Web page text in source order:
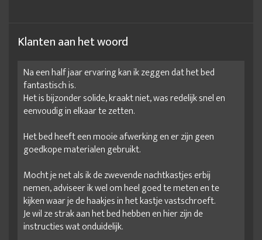
Klanten aan het woord
Na een half jaar ervaring kan ik zeggen dat het bed
fantastisch is.
Het is bijzonder solide, kraakt niet, was redelijk snel en
eenvoudig in elkaar te zetten.
Het bed heeft een mooie afwerking en er zijn geen
goedkope materialen gebruikt.
Mocht je net als ik de zwevende nachtkastjes erbij
nemen, adviseer ik wel om heel goed te meten en te
kijken waar je de haakjes in het kastje vastschroeft.
Je wil ze strak aan het bed hebben en hier zijn de
instructies wat onduidelijk.